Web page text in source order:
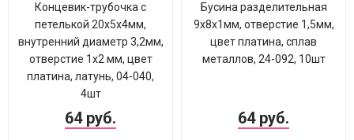
Концевик-трубочка с
петелькой 20х5х4мм,
внутренний диаметр 3,2мм,
отверстие 1х2 мм, цвет
платина, латунь, 04-040,
4шт
64 руб.
Бусина разделительная
9х8х1мм, отверстие 1,5мм,
цвет платина, сплав
металлов, 24-092, 10шт
64 руб.